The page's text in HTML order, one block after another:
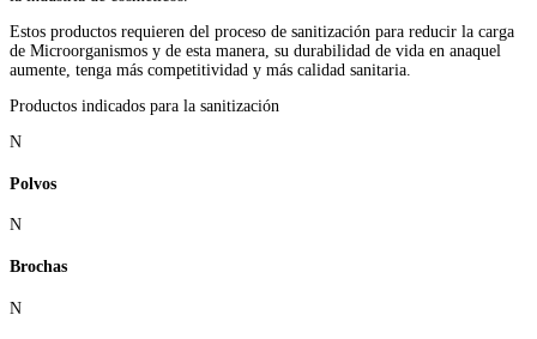
Estos productos requieren del proceso de sanitización para reducir la carga
de Microorganismos y de esta manera, su durabilidad de vida en anaquel
aumente, tenga más competitividad y más calidad sanitaria.
Productos indicados para la sanitización
N
Polvos
N
Brochas
N